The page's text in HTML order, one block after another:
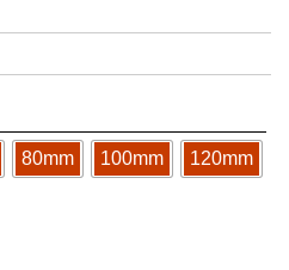
80mm 100mm 120mm